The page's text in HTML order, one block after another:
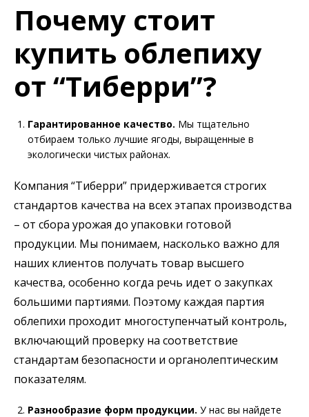
Почему стоит
купить облепиху
от “Тиберри”?
Гарантированное качество. Мы тщательно
отбираем только лучшие ягоды, выращенные в
экологически чистых районах.
Компания “Тиберри” придерживается строгих
стандартов качества на всех этапах производства
– от сбора урожая до упаковки готовой
продукции. Мы понимаем, насколько важно для
наших клиентов получать товар высшего
качества, особенно когда речь идет о закупках
большими партиями. Поэтому каждая партия
облепихи проходит многоступенчатый контроль,
включающий проверку на соответствие
стандартам безопасности и органолептическим
показателям.
Разнообразие форм продукции. У нас вы найдете